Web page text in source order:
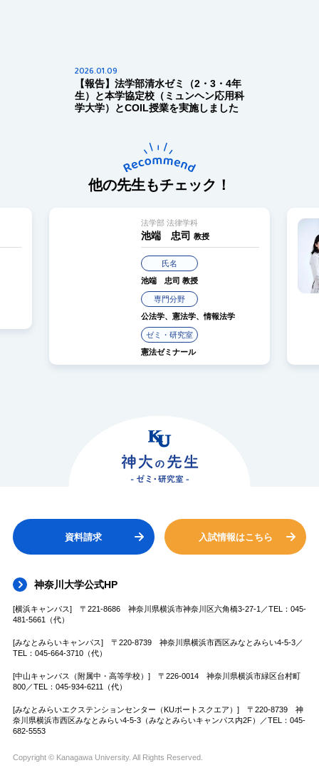
2026.01.09
【報告】法学部清水ゼミ（2・3・4年
生）と本学協定校（ミュンヘン応用科
学大学）とCOIL授業を実施しました
他の先生もチェック！
法学部 法律学科
池端 忠司教授
氏名
池端 忠司教授
専門分野
公法学、憲法学、情報法学
ゼミ・研究室
憲法ゼミナール
資料請求 入試情報はこちら
神奈川大学公式HP
[横浜キャンパス] 〒221-8686 神奈川県横浜市神奈川区六角橋3-27-1／TEL：045-
481-5661（代）
[みなとみらいキャンパス] 〒220-8739 神奈川県横浜市西区みなとみらい4-5-3／
TEL：045-664-3710（代）
[中山キャンパス（附属中・高等学校）] 〒226-0014 神奈川県横浜市緑区台村町
800／TEL：045-934-6211（代）
[みなとみらいエクステンションセンター（KUポートスクエア）] 〒220-8739 神
奈川県横浜市西区みなとみらい4-5-3（みなとみらいキャンパス内2F）／TEL：045-
682-5553
Copyright © Kanagawa University. All Rights Reserved.